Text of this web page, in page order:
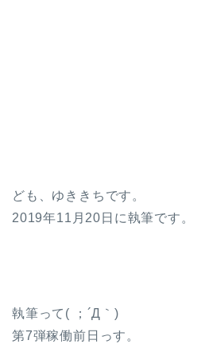
ども、ゆききちです。
2019年11月20日に執筆です。
執筆って( ；´Д｀)
第7弾稼働前日っす。